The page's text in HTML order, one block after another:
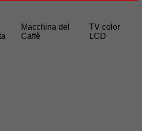
Macchina del
Caffè
TV color
LCD